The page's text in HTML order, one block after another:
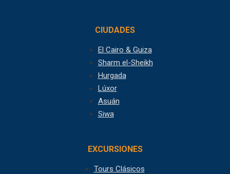
CIUDADES
El Cairo & Guiza
Sharm el-Sheikh
Hurgada
Lúxor
Asuán
Siwa
EXCURSIONES
Tours Clásicos